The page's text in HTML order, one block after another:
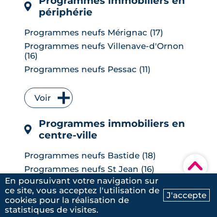
Ma recherche Contactez-nous
▾
périphérie
Programmes neufs Mérignac (17)
Programmes neufs Villenave-d'Ornon
(16)
Programmes neufs Pessac (11)
Programmes neufs Bruges (7)
Programmes neufs Floirac (7)
Programmes neufs Le Bouscat (6)
Programmes neufs Cenon (6)
Programmes neufs Lormont (6)
Programmes neufs Le Taillan-Médoc (6)
Programmes neufs Carbon-Blanc (5)
Programmes neufs Parempuyre (5)
Programmes neufs Artigues-près-
Bordeaux (4)
Voir
Programmes immobiliers en
centre-ville
Programmes neufs Bastide (18)
Programmes neufs St Jean (16)
Programmes neufs Caudéran (5)
Programmes neufs Les Chartrons (5)
Programmes neufs Lac (5)
En poursuivant votre navigation sur
ce site, vous acceptez l'utilisation de
cookies pour la réalisation de
statistiques de visites.
J'accepte